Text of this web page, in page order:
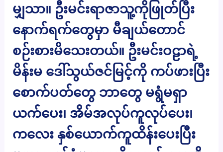
မျှသာ။ ဦးမင်းရာဇာသူ့ကိုဖြုတ်ပြီး
နောက်ရက်တွေမှာ မီချယ်တောင်
စဉ်းစားမိသေးတယ်။ ဦးမင်းဝဠာရဲ့
မိန်းမ ဒေါ်သွယ်ဇင်မြင့်ကို ကပ်ဖားပြီး
စောက်ပတ်တွေ ဘာတွေ မရွံမရှာ
ယက်ပေး၊ အိမ်အလုပ်ကူလုပ်ပေး၊
ကလေး နှစ်ယောက်ကူထိန်းပေးပြီး